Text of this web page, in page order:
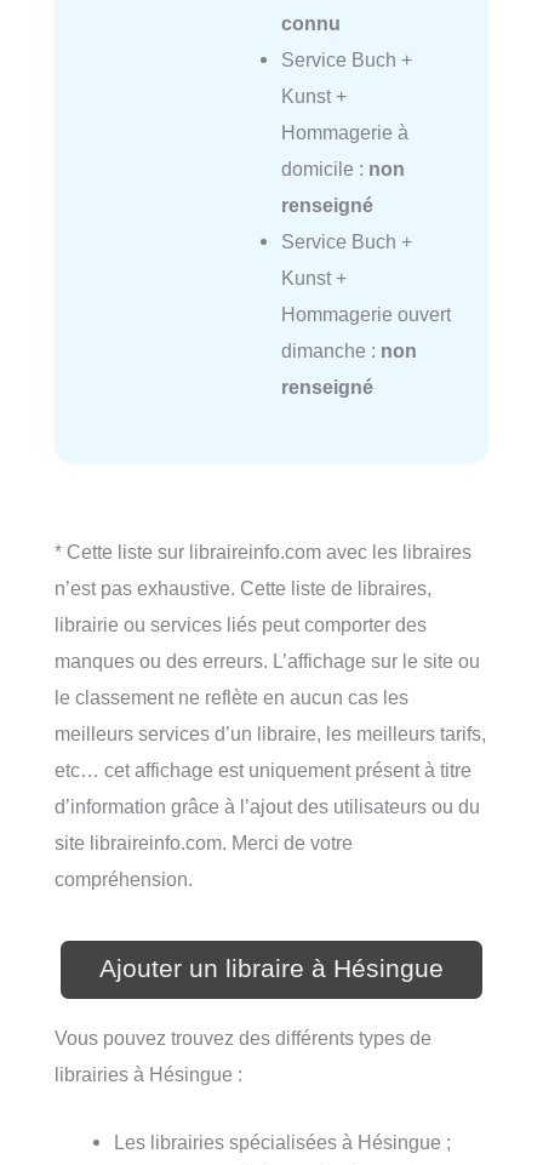
connu
Service Buch +
Kunst +
Hommagerie à
domicile : non
renseigné
Service Buch +
Kunst +
Hommagerie ouvert
dimanche : non
renseigné
* Cette liste sur libraireinfo.com avec les libraires
n’est pas exhaustive. Cette liste de libraires,
librairie ou services liés peut comporter des
manques ou des erreurs. L’affichage sur le site ou
le classement ne reflète en aucun cas les
meilleurs services d’un libraire, les meilleurs tarifs,
etc… cet affichage est uniquement présent à titre
d’information grâce à l’ajout des utilisateurs ou du
site libraireinfo.com. Merci de votre
compréhension.
Ajouter un libraire à Hésingue
Vous pouvez trouvez des différents types de
librairies à Hésingue :
Les librairies spécialisées à Hésingue ;